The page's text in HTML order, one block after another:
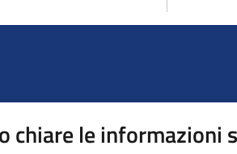
chiare le informazioni